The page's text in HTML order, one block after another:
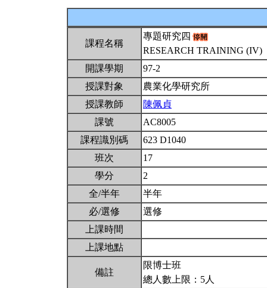
課程名稱
專題研究四
RESEARCH TRAINING (IV)
開課學期
97-2
授課對象
農業化學研究所
授課教師
陳佩貞
課號
AC8005
課程識別碼
623 D1040
班次
17
學分
2
全/半年
半年
必/選修
選修
上課時間
上課地點
備註
限博士班
總人數上限：5人